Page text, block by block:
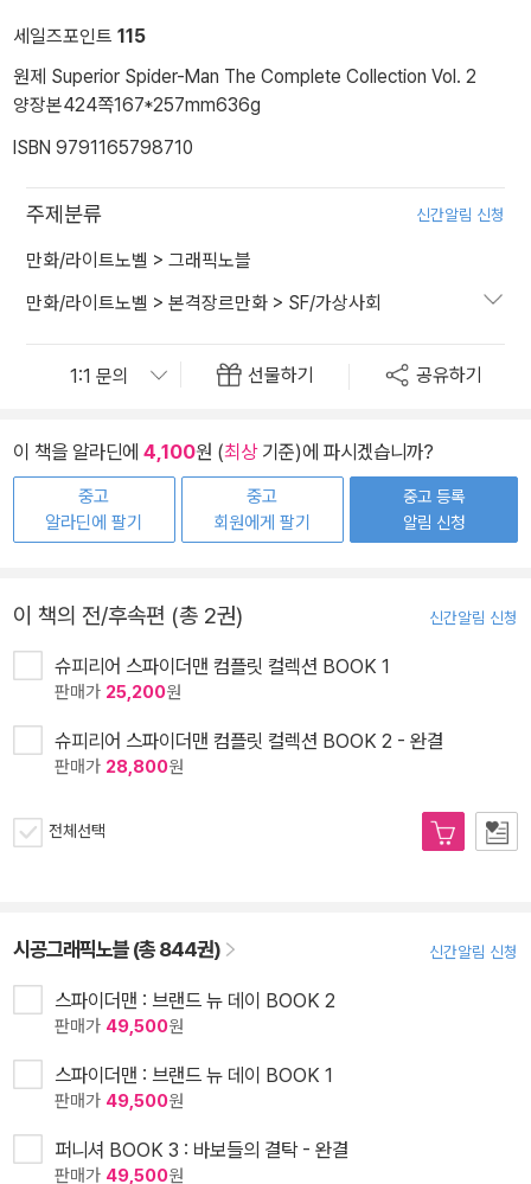
세일즈포인트 115
원제 Superior Spider-Man The Complete Collection Vol. 2
양장본424쪽167*257mm636g
ISBN 9791165798710
주제분류 신간알림 신청
만화/라이트노벨 > 그래픽노블
만화/라이트노벨 > 본격장르만화 > SF/가상사회
선물하기 공유하기
이 책을 알라딘에 4,100원 (최상기준)에 파시겠습니까?
중고
알라딘에 팔기
중고
회원에게 팔기
중고 등록
알림 신청
이 책의 전/후속편 (총 2권) 신간알림 신청
슈피리어 스파이더맨 컴플릿 컬렉션 BOOK 1
판매가 25,200원
슈피리어 스파이더맨 컴플릿 컬렉션 BOOK 2 - 완결
판매가 28,800원
전체선택
시공그래픽노블 (총 844권) 신간알림 신청
스파이더맨 : 브랜드 뉴 데이 BOOK 2
판매가 49,500원
스파이더맨 : 브랜드 뉴 데이 BOOK 1
판매가 49,500원
퍼니셔 BOOK 3 : 바보들의 결탁 - 완결
판매가 49,500원